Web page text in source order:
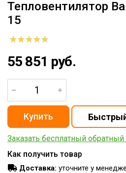
Тепловентилятор
15
55 851 руб.
Заказать бесплатный
Как получить товар
Доставка: уточните у